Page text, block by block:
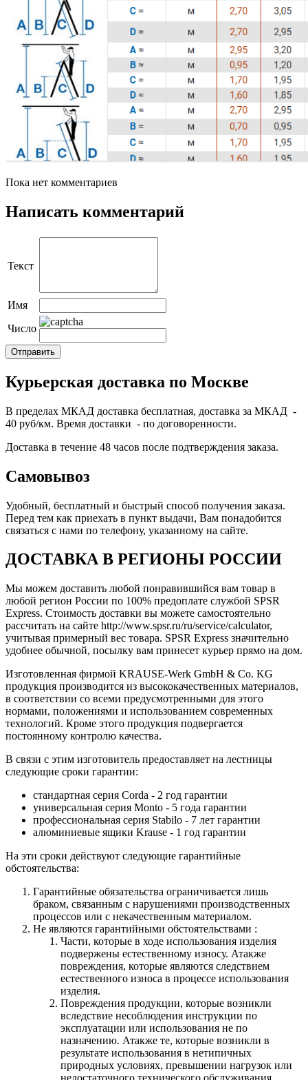
Пока нет комментариев
Написать комментарий
Текст
Имя
Число
Курьерская доставка по Москве
В пределах МКАД доставка бесплатная, доставка за МКАД -
40 руб/км. Время доставки - по договоренности.
Доставка в течение 48 часов после подтверждения заказа.
Самовывоз
Удобный, бесплатный и быстрый способ получения заказа.
Перед тем как приехать в пункт выдачи, Вам понадобится
связаться с нами по телефону, указанному на сайте.
ДОСТАВКА В РЕГИОНЫ РОССИИ
Мы можем доставить любой понравившийся вам товар в
любой регион России по 100% предоплате службой SPSR
Express. Стоимость доставки вы можете самостоятельно
рассчитать на сайте http://www.spsr.ru/ru/service/calculator,
учитывая примерный вес товара. SPSR Express значительно
удобнее обычной, посылку вам принесет курьер прямо на дом.
Изготовленная фирмой KRAUSE-Werk GmbH & Со. KG
продукция производится из высококачественных материалов,
в соответствии со всеми предусмотренными для этого
нормами, положениями и использованием современных
технологий. Кроме этого продукция подвергается
постоянному контролю качества.
В связи с этим изготовитель предоставляет на лестницы
следующие сроки гарантии:
стандартная серия Corda - 2 год гарантии
универсальная серия Monto - 5 года гарантии
профессиональная серия Stabilo - 7 лет гарантии
алюминиевые ящики Krause - 1 год гарантии
На эти сроки действуют следующие гарантийные
обстоятельства:
Гарантийные обязательства ограничивается лишь
браком, связанным с нарушениями производственных
процессов или с некачественным материалом.
Не являются гарантийными обстоятельствами :
Части, которые в ходе использования изделия
подвержены естественному износу. Атакже
повреждения, которые являются следствием
естественного износа в процессе использования
изделия.
Повреждения продукции, которые возникли
вследствие несоблюдения инструкции по
эксплуатации или использования не по
назначению. Атакже те, которые возникли в
результате использования в нетипичных
природных условиях, превышении нагрузок или